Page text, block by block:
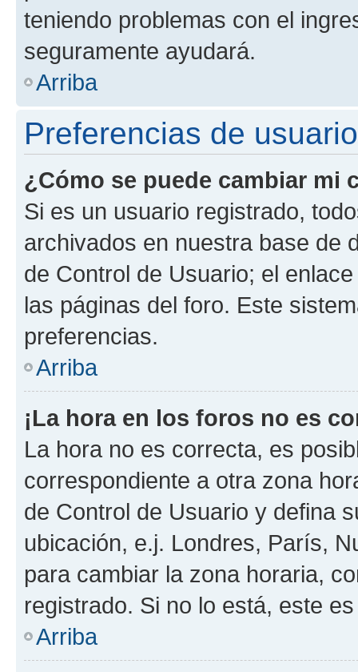
teniendo problemas con el
seguramente ayudará.
Arriba
Preferencias de
¿Cómo se puede cambiar mi
Si es un usuario registrado,
archivados en nuestra base de
de Control de Usuario; el
las páginas del foro. Este
preferencias.
Arriba
¡La hora en los foros no es
La hora no es correcta, es
correspondiente a otra zona
de Control de Usuario y defina
ubicación, e.j. Londres, París,
para cambiar la zona horaria,
registrado. Si no lo está, este
Arriba